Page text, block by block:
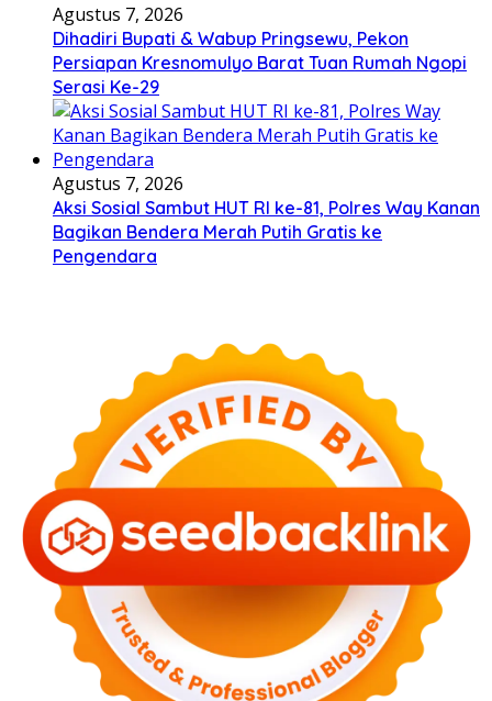
Agustus 7, 2026
Dihadiri Bupati & Wabup Pringsewu, Pekon
Persiapan Kresnomulyo Barat Tuan Rumah Ngopi
Serasi Ke-29
Agustus 7, 2026
Aksi Sosial Sambut HUT RI ke-81, Polres Way Kanan
Bagikan Bendera Merah Putih Gratis ke
Pengendara